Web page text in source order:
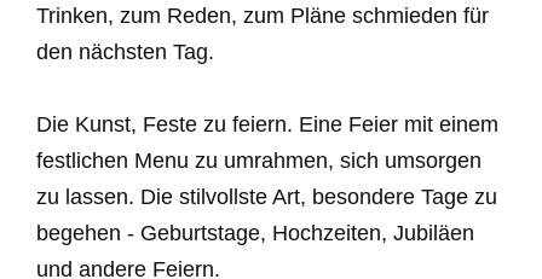
Trinken, zum Reden, zum Pläne schmieden für
den nächsten Tag.
Die Kunst, Feste zu feiern. Eine Feier mit einem
festlichen Menu zu umrahmen, sich umsorgen
zu lassen. Die stilvollste Art, besondere Tage zu
begehen - Geburtstage, Hochzeiten, Jubiläen
und andere Feiern.